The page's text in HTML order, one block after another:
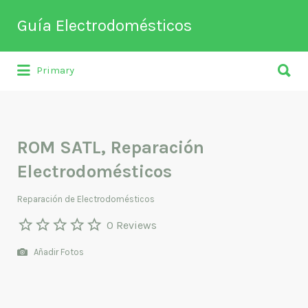
Guía Electrodomésticos
Directorio de empresas relacionadas
Buscar
por:
Primary
por:
ROM SATL, Reparación
Electrodomésticos
Reparación de Electrodomésticos
0 Reviews
Añadir Fotos